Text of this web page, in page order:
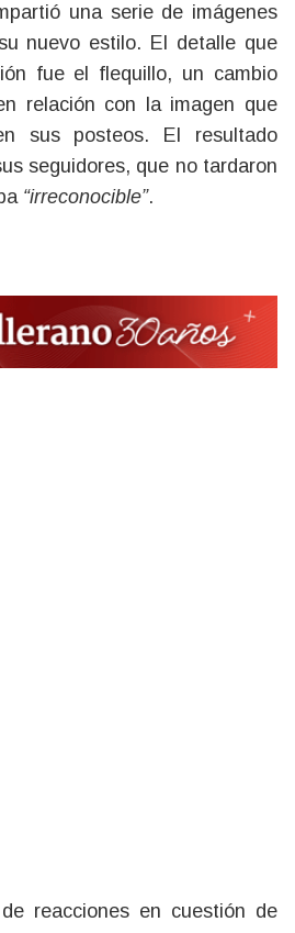
una serie de imágenes
nuevo estilo. El detalle que
fue el flequillo, un cambio
relación con la imagen que
sus posteos. El resultado
seguidores, que no tardaron
“irreconocible”.
reacciones en cuestión de